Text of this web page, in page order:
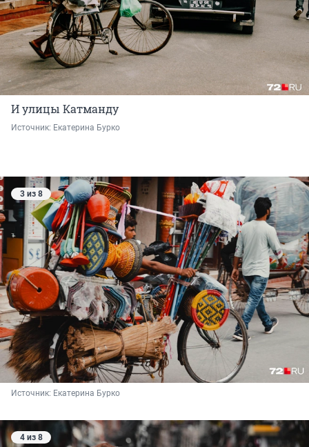
И улицы Катманду
Источник: Екатерина Бурко
3 из 8
Источник: Екатерина Бурко
4 из 8